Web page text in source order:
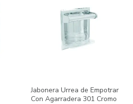
Jabonera Urrea de Empotrar
Con Agarradera 301 Cromo